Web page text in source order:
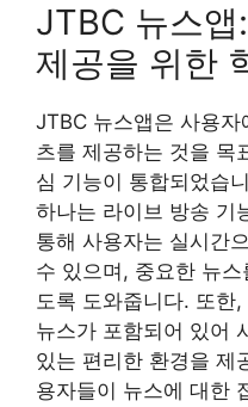
JTBC 뉴스
제공을 위한
JTBC 뉴스앱은 사용
츠를 제공하는 것을 목
심 기능이 통합되었습
하나는 라이브 방송 기
통해 사용자는 실시간
수 있으며, 중요한 뉴
도록 도와줍니다. 또한
뉴스가 포함되어 있어
있는 편리한 환경을 제
용자들이 뉴스에 대한